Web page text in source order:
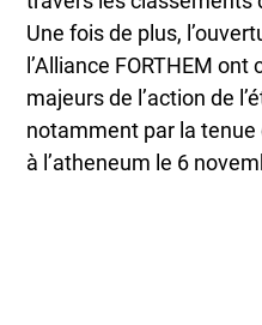
Une fois de plus,
l’Alliance FORTHEM
majeurs de l’action de
notamment par la tenue
à l’atheneum le 6